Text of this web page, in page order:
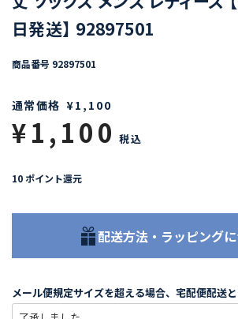
日発送】 92897501
商品番号 92897501
通常価格 ¥1,100
¥1,100 税込
10 ポイント還元
配送方法・ラッピング
メール便規定サイズを超える場合、宅配便配送と